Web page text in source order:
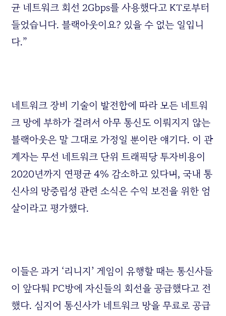
균 네트워크 회선 2Gbps를 사용했다고 KT로부터
들었습니다. 블랙아웃이요? 있을 수 없는 일입니
다.”
네트워크 장비 기술이 발전함에 따라 모든 네트워
크 망에 부하가 걸려서 아무 통신도 이뤄지지 않는
블랙아웃은 말 그대로 가정일 뿐이란 얘기다. 이 관
계자는 무선 네트워크 단위 트래픽당 투자비용이
2020년까지 연평균 4% 감소하고 있다며, 국내 통
신사의 망중립성 관련 소식은 수익 보전을 위한 엄
살이라고 평가했다.
이들은 과거 ‘리니지’ 게임이 유행할 때는 통신사들
이 앞다퉈 PC방에 자신들의 회선을 공급했다고 전
했다. 심지어 통신사가 네트워크 망을 무료로 공급